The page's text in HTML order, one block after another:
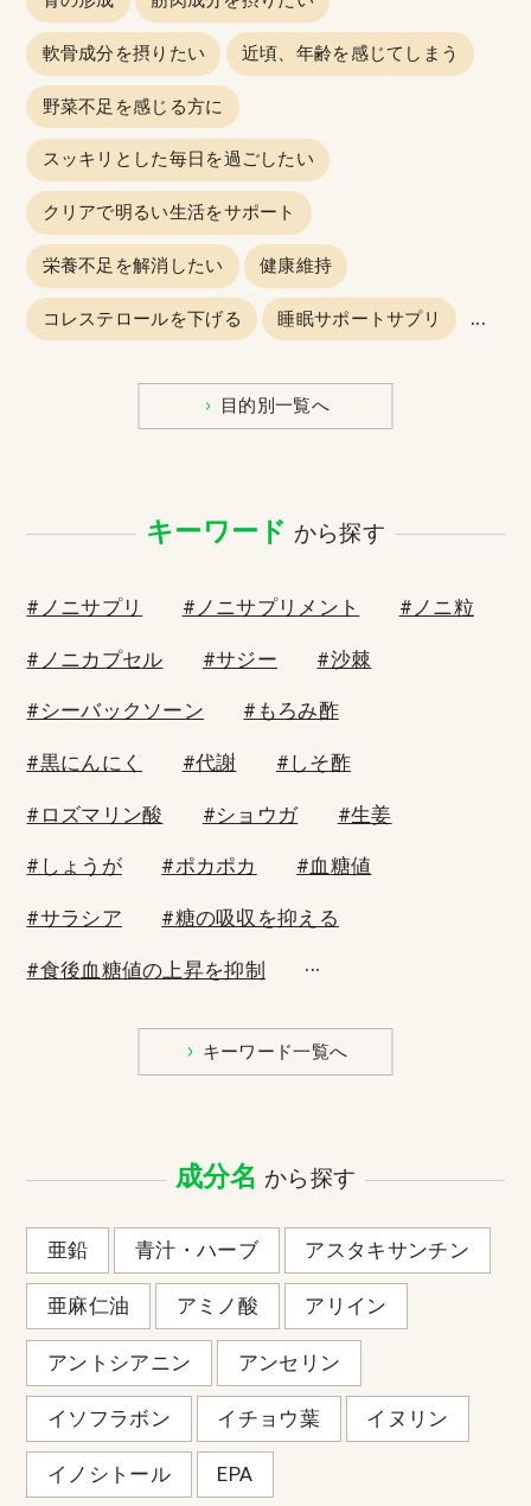
目的別一覧へ
軟骨成分を摂りたい 近頃、年齢を感じてしまう
野菜不足を感じる方に
スッキリとした毎日を過ごしたい
クリアで明るい生活をサポート
栄養不足を解消したい 健康維持
コレステロールを下げる 睡眠サポートサプリ ...
キーワード一覧へ
キーワード から探す
#ノニサプリ #ノニサプリメント #ノニ粒
#ノニカプセル #サジー #沙棘
#シーバックソーン #もろみ酢
#黒にんにく #代謝 #しそ酢
#ロズマリン酸 #ショウガ #生姜
#しょうが #ポカポカ #血糖値
#サラシア #糖の吸収を抑える
#食後血糖値の上昇を抑制 ...
成分名 から探す
亜鉛 青汁・ハーブ アスタキサンチン
亜麻仁油 アミノ酸 アリイン
アントシアニン アンセリン
イソフラボン イチョウ葉 イヌリン
イノシトール EPA